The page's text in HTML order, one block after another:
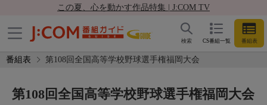
この夏、心を動かす作品特集 | J:COM TV
CS番組一覧 番組表
検索
番組表 第108回全国高等学校野球選手権福岡大会
第108回全国高等学校野球選手権福岡大会